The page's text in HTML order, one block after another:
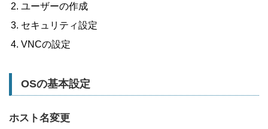
ユーザーの作成
セキュリティ設定
VNCの設定
OSの基本設定
ホスト名変更